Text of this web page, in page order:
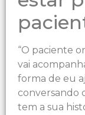
“O paciente
vai
forma de eu
conversando
tem a sua